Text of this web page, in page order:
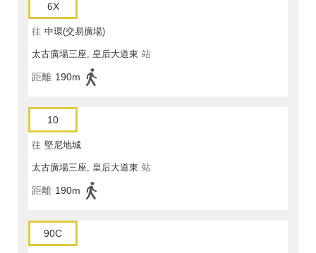
6X
往 中環(交易廣場)
太古廣場三座, 皇后大道東 站
距離 190m
10
往 堅尼地城
太古廣場三座, 皇后大道東 站
距離 190m
90C